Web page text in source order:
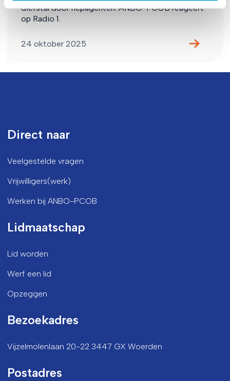
diefstal door nepagenten. ANBO-PCOB reageert
op Radio 1.
24 oktober 2025
Direct naar
Veelgestelde vragen
Vrijwilligers(werk)
Werken bij ANBO-PCOB
Lidmaatschap
Lid worden
Werf een lid
Opzeggen
Bezoekadres
Vijzelmolenlaan 20-22 3447 GX Woerden
Postadres